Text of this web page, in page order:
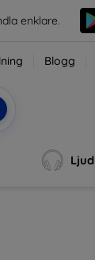
enklare.
Blogg
Ljud